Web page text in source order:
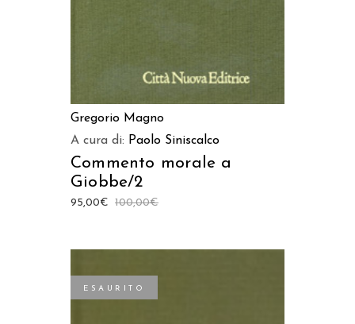
Gregorio Magno
A cura di: Paolo Siniscalco
Commento morale a
Giobbe/2
100,00€
95,00€
ESAURITO